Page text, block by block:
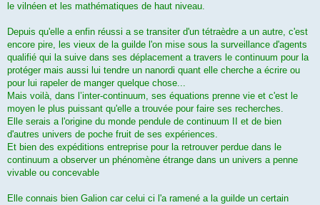
le vilnéen et les mathématiques de haut niveau.
Depuis qu'elle a enfin réussi a se transiter d'un tétraèdre a un autre, c'est
encore pire, les vieux de la guilde l'on mise sous la surveillance d'agents
qualifié qui la suive dans ses déplacement a travers le continuum pour la
protéger mais aussi lui tendre un nanordi quant elle cherche a écrire ou
pour lui rapeler de manger quelque chose...
Mais voilà, dans l’inter-continuum, ses équations prenne vie et c'est le
moyen le plus puissant qu'elle a trouvée pour faire ses recherches.
Elle serais a l'origine du monde pendule de continuum II et de bien
d'autres univers de poche fruit de ses expériences.
Et bien des expéditions entreprise pour la retrouver perdue dans le
continuum a observer un phénomène étrange dans un univers a penne
vivable ou concevable
Elle connais bien Galion car celui ci l'a ramené a la guilde un certain